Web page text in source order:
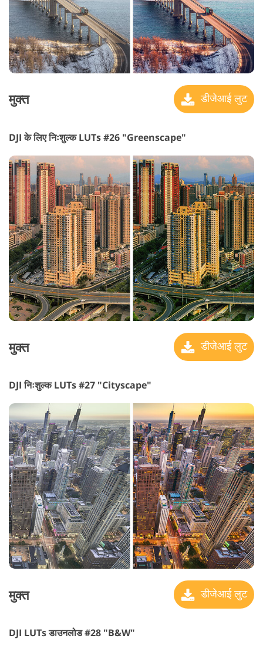
मुक्त डीजेआई लुट
DJI के लिए निःशुल्क LUTs #26 "Greenscape"
मुक्त डीजेआई लुट
DJI निःशुल्क LUTs #27 "Cityscape"
मुक्त डीजेआई लुट
DJI LUTs डाउनलोड #28 "B&W"